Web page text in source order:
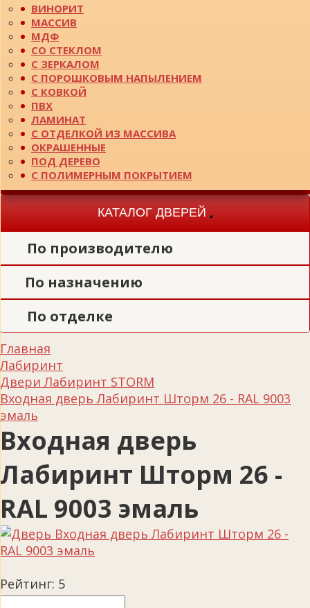
ВИНОРИТ
МАССИВ
МДФ
СО СТЕКЛОМ
С ЗЕРКАЛОМ
С ПОРОШКОВЫМ НАПЫЛЕНИЕМ
С КОВКОЙ
ПВХ
ЛАМИНАТ
С ОТДЕЛКОЙ ИЗ МАССИВА
ОКРАШЕННЫЕ
ПОД ДЕРЕВО
С ПОЛИМЕРНЫМ ПОКРЫТИЕМ
КАТАЛОГ ДВЕРЕЙ
Toggle
navigation
По производителю
По назначению
По отделке
Главная
Лабиринт
Двери Лабиринт STORM
Входная дверь Лабиринт Шторм 26 - RAL 9003
эмаль
Входная дверь
Лабиринт Шторм 26 -
RAL 9003 эмаль
Рейтинг: 5